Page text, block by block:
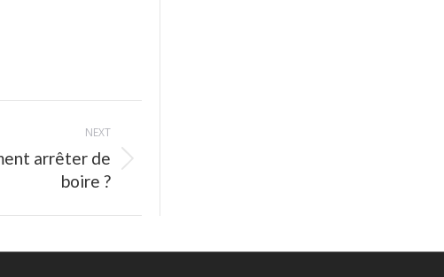
NEXT
arrêter de
boire ?